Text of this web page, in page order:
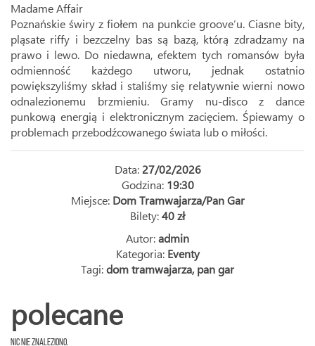
Madame Affair
Poznańskie świry z fiołem na punkcie groove’u. Ciasne bity,
pląsate riffy i bezczelny bas są bazą, którą zdradzamy na
prawo i lewo. Do niedawna, efektem tych romansów była
odmienność każdego utworu, jednak ostatnio
powiększyliśmy skład i staliśmy się relatywnie wierni nowo
odnalezionemu brzmieniu. Gramy nu-disco z dance
punkową energią i elektronicznym zacięciem. Śpiewamy o
problemach przebodźcowanego świata lub o miłości.
Data: 27/02/2026
Godzina: 19:30
Miejsce: Dom Tramwajarza/Pan Gar
Bilety:40 zł
Autor:admin
Kategoria: Eventy
Tagi:dom tramwajarza, pan gar
polecane
Nic nie znaleziono.